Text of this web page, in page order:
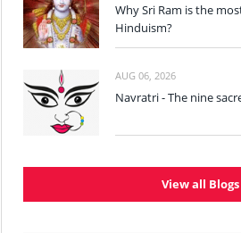
Why Sri Ram is the
Hinduism?
AUG 06, 2026
Navratri - The nine
View all Blogs